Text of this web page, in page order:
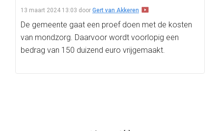
13 maart 2024 13:03 door Gert van Akkeren
De gemeente gaat een proef doen met de kosten
van mondzorg. Daarvoor wordt voorlopig een
bedrag van 150 duizend euro vrijgemaakt.